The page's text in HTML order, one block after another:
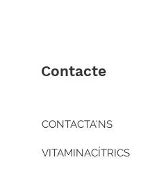
Contacte
CONTACTA'NS
VITAMINACÍTRICS